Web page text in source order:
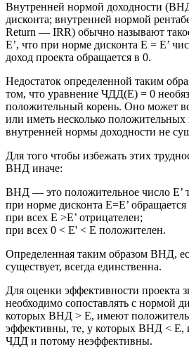
Внутренней нормой доходности
дисконта; внутренней нормой
Return — IRR) обычно называют
Е’, что при норме дисконта Е = Е’
доход проекта обращается в 0.
Недостаток определенной таким
том, что уравнение ЧДД(Е) = 0
положительный корень. Оно может
или иметь несколько положительных
внутренней нормы доходности не
Для того чтобы избежать этих
ВНД иначе:
ВНД — это положительное число Е’
при норме дисконта Е=Е’ обращается
при всех Е >Е’ отрицателен;
при всех 0 < Е' < Е положителен.
Определенная таким образом ВНД,
существует, всегда единственна.
Для оценки эффективности проекта
необходимо сопоставлять с нормой
которых ВНД > Е, имеют
эффективны, те, у которых ВНД < Е,
ЧДД и потому неэффективны.